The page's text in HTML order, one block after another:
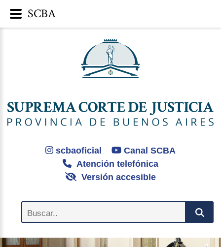
scbaoficial
Canal SCBA
Atención telefónica
Versión accesible
SCBA